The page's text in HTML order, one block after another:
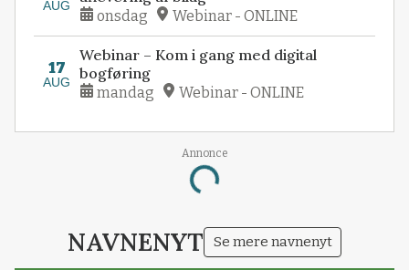
AUG
onsdag Webinar - ONLINE
17
AUG
Webinar – Kom i gang med digital
bogføring
mandag Webinar - ONLINE
Annonce
Loading...
NAVNENYT Se mere navnenyt